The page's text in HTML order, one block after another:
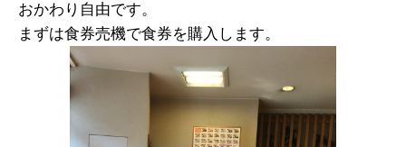
おかわり自由です。
まずは食券売機で食券を購入します。